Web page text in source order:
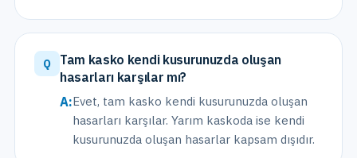
Q
Tam kasko kendi kusurunuzda oluşan
hasarları karşılar mı?
A:Evet, tam kasko kendi kusurunuzda oluşan
hasarları karşılar. Yarım kaskoda ise kendi
kusurunuzda oluşan hasarlar kapsam dışıdır.